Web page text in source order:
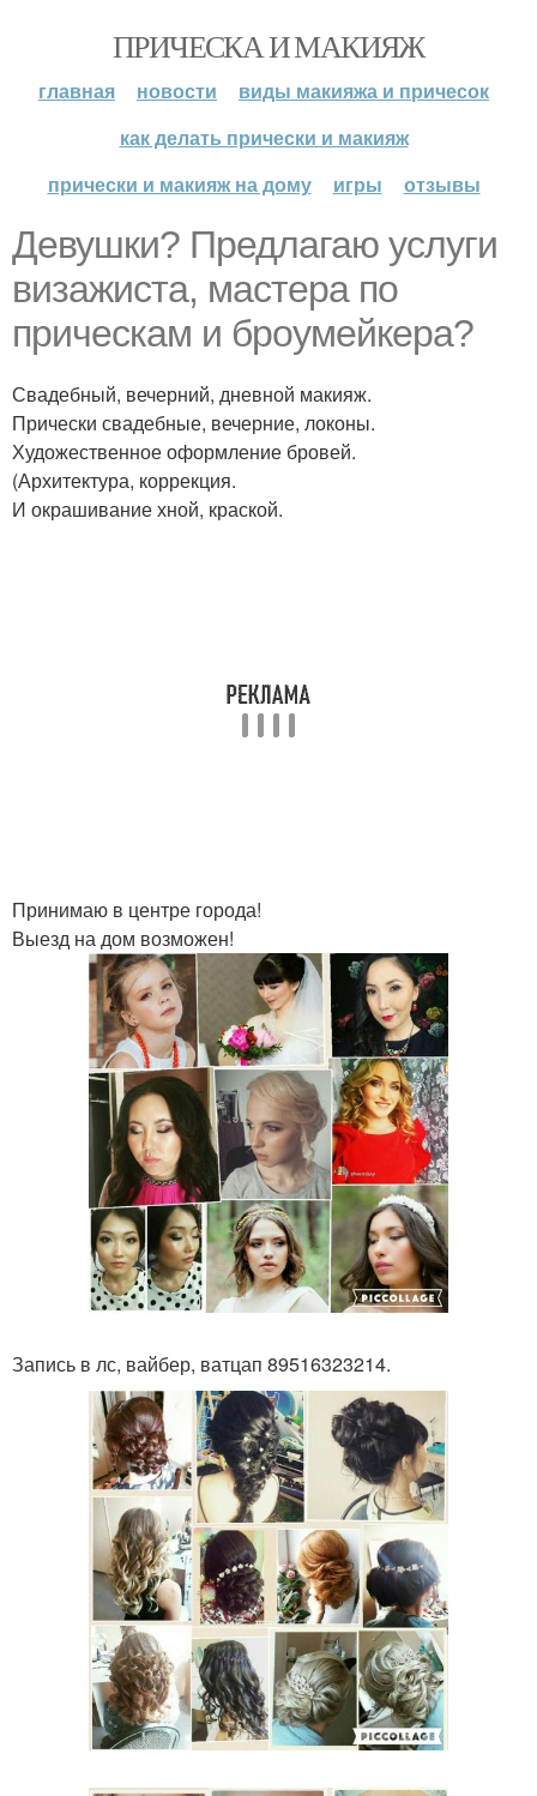
ПРИЧЕСКА И МАКИЯЖ
главная новости
виды макияжа и причесок
как делать прически и макияж
прически и макияж на дому
игры отзывы
Девушки? Предлагаю услуги
визажиста, мастера по
прическам и броумейкера?
Свадебный, вечерний, дневной макияж.
Прически свадебные, вечерние, локоны.
Художественное оформление бровей.
(Архитектура, коррекция.
И окрашивание хной, краской.
Принимаю в центре города!
Выезд на дом возможен!
Запись в лс, вайбер, ватцап 89516323214.